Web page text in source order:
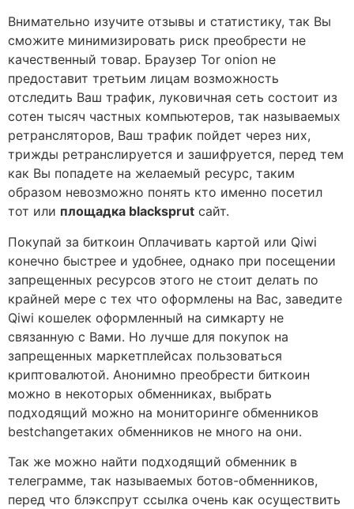
Внимательно изучите отзывы и статистику, так Вы
сможите минимизировать риск преобрести не
качественный товар. Браузер Tor onion не
предоставит третьим лицам возможность
отследить Ваш трафик, луковичная сеть состоит из
сотен тысяч частных компьютеров, так называемых
ретрансляторов, Ваш трафик пойдет через них,
трижды ретранслируется и зашифруется, перед тем
как Вы попадете на желаемый ресурс, таким
образом невозможно понять кто именно посетил
тот или площадка blacksprut сайт.
Покупай за биткоин Оплачивать картой или Qiwi
конечно быстрее и удобнее, однако при посещении
запрещенных ресурсов этого не стоит делать по
крайней мере с тех что оформлены на Вас, заведите
Qiwi кошелек оформленный на симкарту не
связанную с Вами. Но лучше для покупок на
запрещенных маркетплейсах пользоваться
криптовалютой. Анонимно преобрести биткоин
можно в некоторых обменниках, выбрать
подходящий можно на мониторинге обменников
bestchangeтаких обменников не много на они.
Так же можно найти подходящий обменник в
телеграмме, так называемых ботов-обменников,
перед что блэкспрут ссылка очень как осуществить